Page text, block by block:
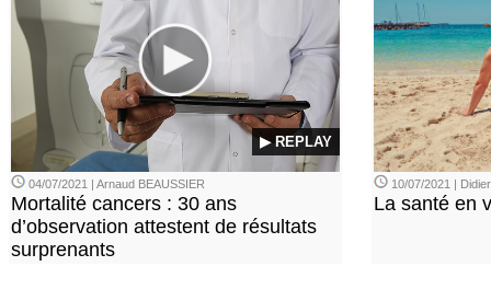
▶ REPLAY
04/07/2021 | Arnaud BEAUSSIER
Mortalité cancers : 30 ans
d’observation attestent de résultats
surprenants
10/07/2021 |
La santé en